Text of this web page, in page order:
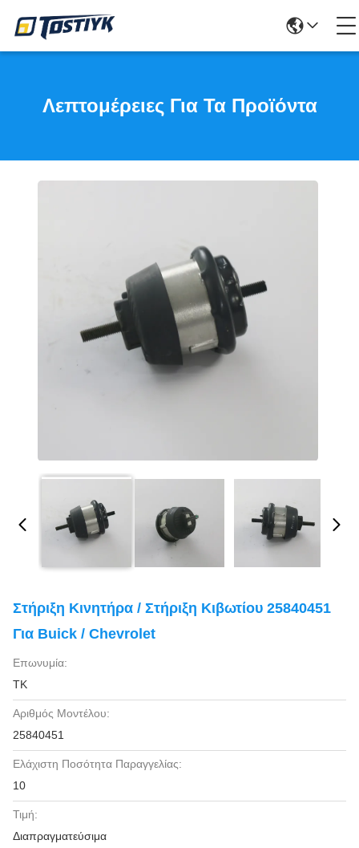
Λεπτομέρειες Για Τα Προϊόντα
Στήριξη Κινητήρα / Στήριξη Κιβωτίου 25840451
Για Buick / Chevrolet
Επωνυμία:
TK
Αριθμός Μοντέλου:
25840451
Ελάχιστη Ποσότητα Παραγγελίας:
10
Τιμή:
Διαπραγματεύσιμα